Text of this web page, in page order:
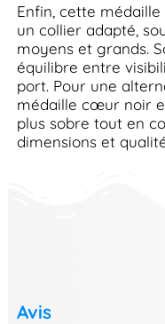
Enfin, cette
un collier adapté,
moyens et grands.
équilibre entre
port. Pour une
médaille cœur noir
plus sobre tout en
dimensions et
Avis